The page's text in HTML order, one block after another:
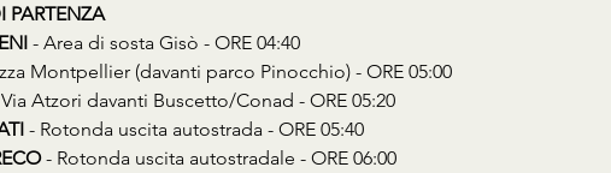
PARTENZA
- Area di sosta Gisò - ORE 04:40
Montpellier (davanti parco Pinocchio) - ORE 05:00
Atzori davanti Buscetto/Conad - ORE 05:20
- Rotonda uscita autostrada - ORE 05:40
- Rotonda uscita autostradale - ORE 06:00